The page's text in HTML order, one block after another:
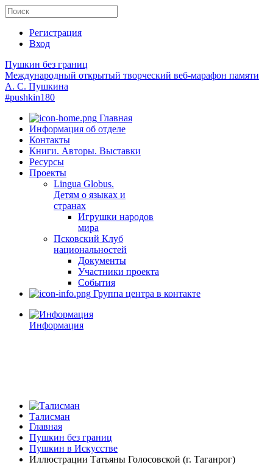
Регистрация
Вход
Пушкин без границ
Международный открытый творческий веб-марафон памяти
А. С. Пушкина
#pushkin180
Главная
Информация об отделе
Контакты
Книги. Авторы. Выставки
Ресурсы
Проекты
Lingua Globus.
Детям о языках и
странах
Игрушки народов
мира
Псковский Клуб
национальностей
Документы
Участники проекта
События
Группа центра в контакте
Информация
Талисман
Главная
Пушкин без границ
Пушкин в Искусстве
Иллюстрации Татьяны Голосовской (г. Таганрог)